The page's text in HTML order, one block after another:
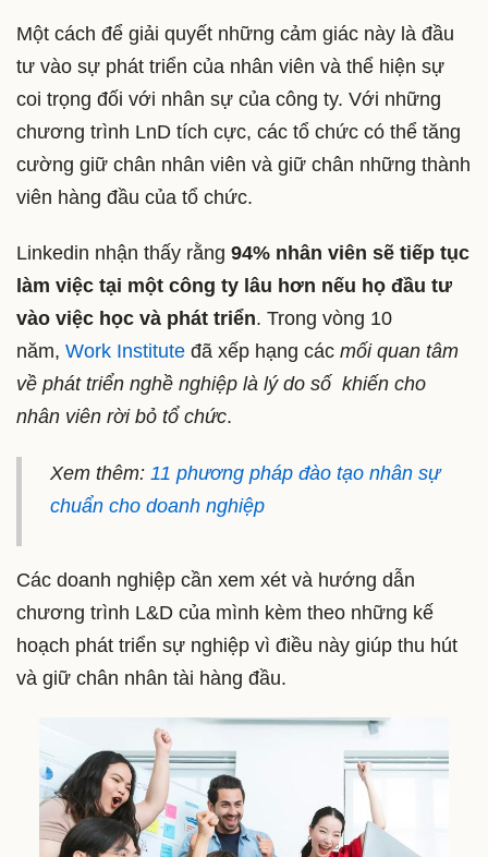
Một cách để giải quyết những cảm giác này là đầu
tư vào sự phát triển của nhân viên và thể hiện sự
coi trọng đối với nhân sự của công ty. Với những
chương trình LnD tích cực, các tổ chức có thể tăng
cường giữ chân nhân viên và giữ chân những thành
viên hàng đầu của tổ chức.
Linkedin nhận thấy rằng 94% nhân viên sẽ tiếp tục
làm việc tại một công ty lâu hơn nếu họ đầu tư
vào việc học và phát triển. Trong vòng 10
năm, Work Institute đã xếp hạng các mối quan tâm
về phát triển nghề nghiệp là lý do số khiến cho
nhân viên rời bỏ tổ chức.
Xem thêm: 11 phương pháp đào tạo nhân sự
chuẩn cho doanh nghiệp
Các doanh nghiệp cần xem xét và hướng dẫn
chương trình L&D của mình kèm theo những kế
hoạch phát triển sự nghiệp vì điều này giúp thu hút
và giữ chân nhân tài hàng đầu.